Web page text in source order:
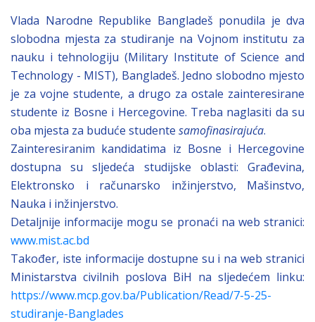
Vlada Narodne Republike Bangladeš ponudila je dva
slobodna mjesta za studiranje na Vojnom institutu za
nauku i tehnologiju (Military Institute of Science and
Technology - MIST), Bangladeš. Jedno slobodno mjesto
je za vojne studente, a drugo za ostale zainteresirane
studente iz Bosne i Hercegovine. Treba naglasiti da su
oba mjesta za buduće studente samofinasirajuća.
Zainteresiranim kandidatima iz Bosne i Hercegovine
dostupna su sljedeća studijske oblasti: Građevina,
Elektronsko i računarsko inžinjerstvo, Mašinstvo,
Nauka i inžinjerstvo.
Detaljnije informacije mogu se pronaći na web stranici:
www.mist.ac.bd
Također, iste informacije dostupne su i na web stranici
Ministarstva civilnih poslova BiH na sljedećem linku:
https://www.mcp.gov.ba/Publication/Read/7-5-25-
studiranje-Banglades